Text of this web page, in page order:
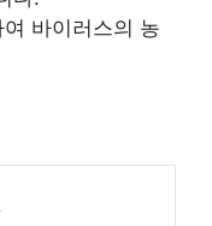
바이러스의 농